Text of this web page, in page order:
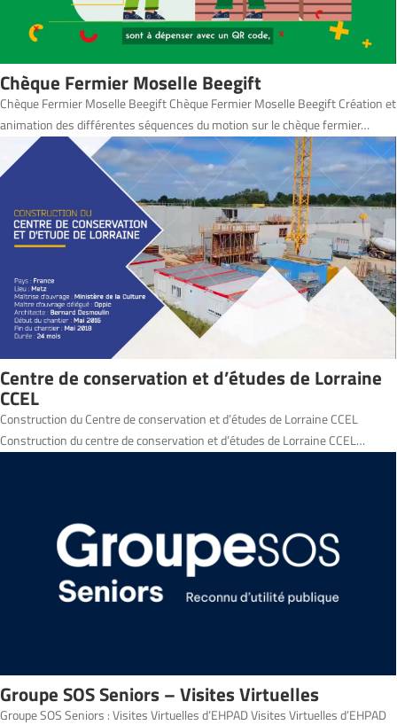
Chèque Fermier Moselle Beegift
Chèque Fermier Moselle Beegift Chèque Fermier Moselle Beegift Création et
animation des différentes séquences du motion sur le chèque fermier…
Centre de conservation et d’études de Lorraine
CCEL
Construction du Centre de conservation et d’études de Lorraine CCEL
Construction du centre de conservation et d’études de Lorraine CCEL…
Groupe SOS Seniors – Visites Virtuelles
Groupe SOS Seniors : Visites Virtuelles d’EHPAD Visites Virtuelles d’EHPAD